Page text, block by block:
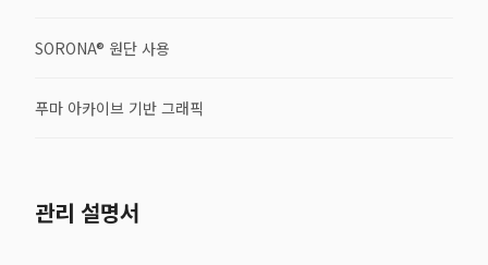
SORONA® 원단 사용
푸마 아카이브 기반 그래픽
관리 설명서